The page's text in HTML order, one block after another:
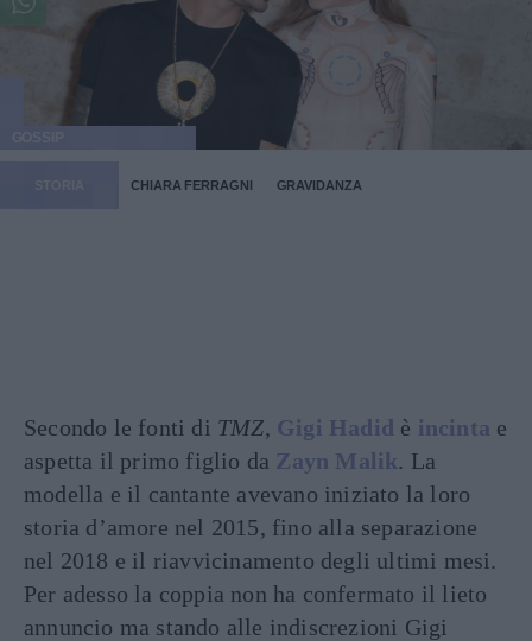
CHIARA FERRAGNI GRAVIDANZA
Secondo le fonti di TMZ, Gigi Hadid è incinta e
aspetta il primo figlio da Zayn Malik. La
modella e il cantante avevano iniziato la loro
storia d’amore nel 2015, fino alla separazione
nel 2018 e il riavvicinamento degli ultimi mesi.
Per adesso la coppia non ha confermato il lieto
annuncio ma stando alle indiscrezioni Gigi